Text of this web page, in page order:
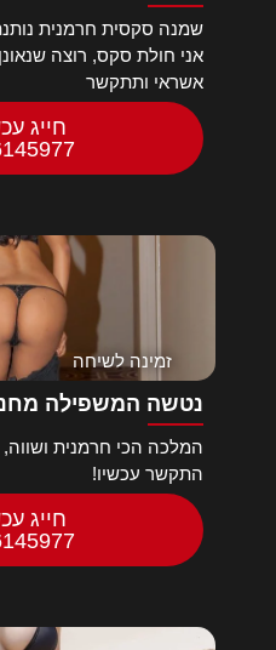
שמנה סקסית חרמנית
אני חולת סקס, רוצה
אשראי ותתקשר
חייג
זמינה לשיחה
נטשה המשפילה
המלכה הכי חרמנית
התקשר עכשיו!
חייג